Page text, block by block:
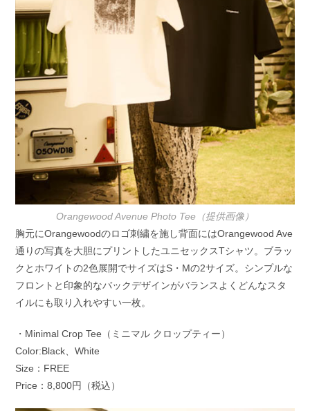
Orangewood Avenue Photo Tee（提供画像）
胸元にOrangewoodのロゴ刺繍を施し背面にはOrangewood Ave
通りの写真を大胆にプリントしたユニセックスTシャツ。ブラッ
クとホワイトの2色展開でサイズはS・Mの2サイズ。シンプルな
フロントと印象的なバックデザインがバランスよくどんなスタ
イルにも取り入れやすい一枚。
・Minimal Crop Tee（ミニマル クロップティー）
Color:Black、White
Size：FREE
Price：8,800円（税込）